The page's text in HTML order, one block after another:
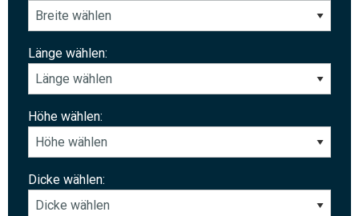
Länge wählen:
Höhe wählen:
Dicke wählen: